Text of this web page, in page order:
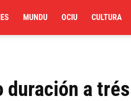
MUNDU OCIU CULTURA
duración a trés